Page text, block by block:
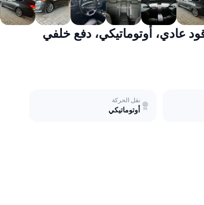
نقل الحركة
أوتوماتيكي